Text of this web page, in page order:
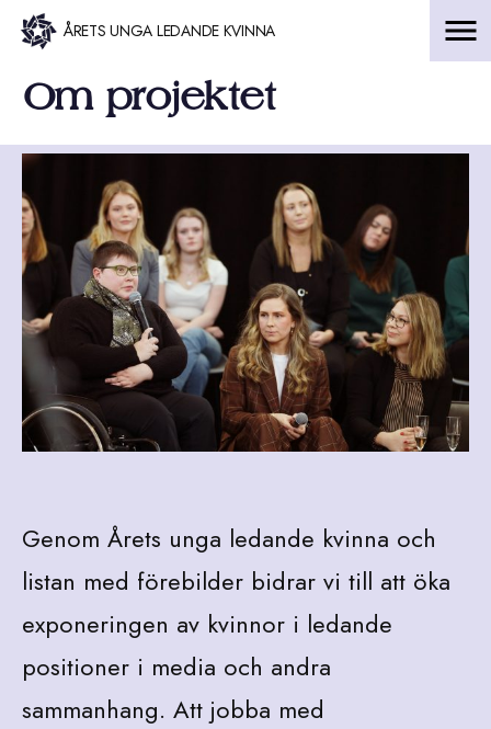
Hoppa
innehåll
ÅRETS UNGA LEDANDE KVINNA
Om projektet
Genom Årets unga ledande kvinna och
listan med förebilder bidrar vi till att öka
exponeringen av kvinnor i ledande
positioner i media och andra
sammanhang. Att jobba med